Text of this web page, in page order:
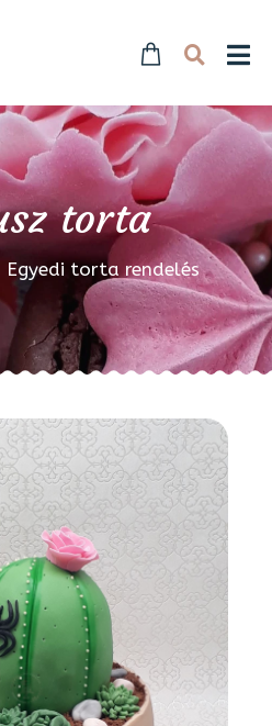
torta
Egyedi torta rendelés